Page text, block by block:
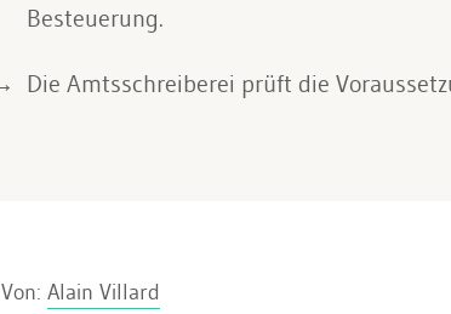
Besteuerung.
Die Amtsschreiberei prüft die
Von: Alain Villard